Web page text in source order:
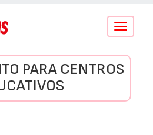
Conmutar
PARA CENTROS